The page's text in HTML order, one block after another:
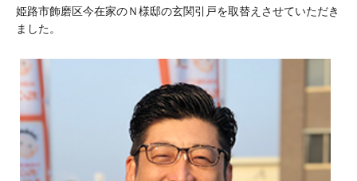
姫路市飾磨区今在家のＮ様邸の玄関引戸を取替えさせていただき
ました。